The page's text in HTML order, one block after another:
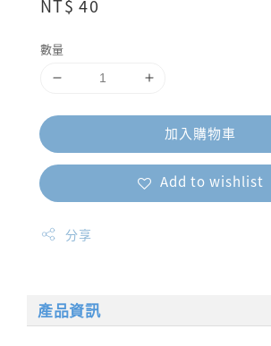
Regular
NT$ 40
數量
加入購物車
Add to wishlist
分享
產品資訊